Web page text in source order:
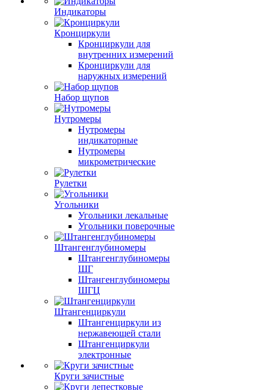
Индикаторы
Кронциркули
Кронциркули для
внутренних измерений
Кронциркули для
наружных измерений
Набор щупов
Нутромеры
Нутромеры
индикаторные
Нутромеры
микрометрические
Рулетки
Угольники
Угольники лекальные
Угольники поверочные
Штангенглубиномеры
Штангенглубиномеры
ШГ
Штангенглубиномеры
ШГЦ
Штангенциркули
Штангенциркули из
нержавеющей стали
Штангенциркули
электронные
Круги зачистные